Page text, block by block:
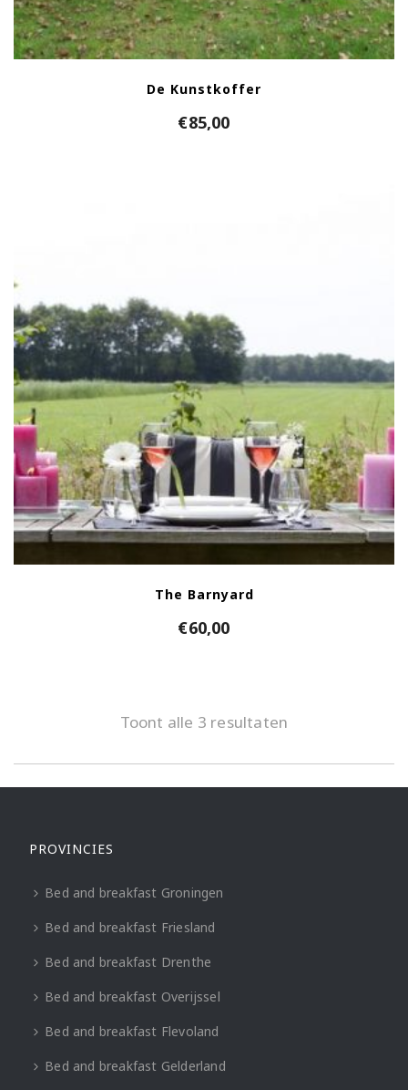
De Kunstkoffer
€85,00
The Barnyard
€60,00
Toont alle 3 resultaten
PROVINCIES
Bed and breakfast Groningen
Bed and breakfast Friesland
Bed and breakfast Drenthe
Bed and breakfast Overijssel
Bed and breakfast Flevoland
Bed and breakfast Gelderland